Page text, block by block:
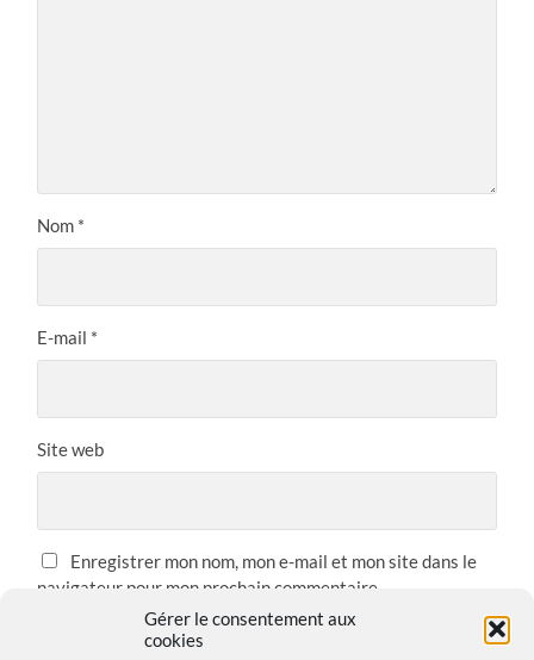
Gérer le consentement aux
cookies
Nom *
E-mail *
Site web
Enregistrer mon nom, mon e-mail et mon site dans le
navigateur pour mon prochain commentaire.